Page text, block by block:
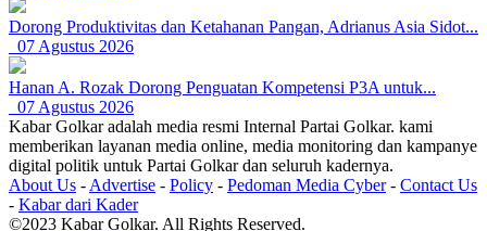
Dorong Produktivitas dan Ketahanan Pangan, Adrianus Asia Sidot...
07 Agustus 2026
Hanan A. Rozak Dorong Penguatan Kompetensi P3A untuk...
07 Agustus 2026
Kabar Golkar adalah media resmi Internal Partai Golkar. kami
memberikan layanan media online, media monitoring dan kampanye
digital politik untuk Partai Golkar dan seluruh kadernya.
About Us - Advertise - Policy - Pedoman Media Cyber- Contact Us
- Kabar dari Kader
©2023 Kabar Golkar. All Rights Reserved.